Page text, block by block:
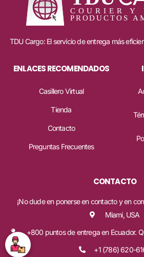
TDU Cargo: El servicio de entrega más
ENLACES RECOMENDADOS
Casillero Virtual
Tienda
Contacto
Preguntas Frecuentes
CONTACTO
¡No dude en ponerse en contacto y en
Miami, USA
+800 puntos de entrega en Ecuador.
+1 (786) 620-